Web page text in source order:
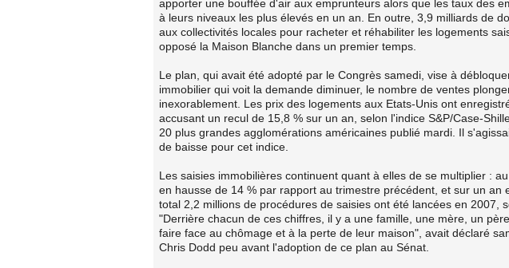
apporter une bouffée d'air aux emprunteurs alors que les taux des
à leurs niveaux les plus élevés en un an. En outre, 3,9 milliards de
aux collectivités locales pour racheter et réhabiliter les logements
opposé la Maison Blanche dans un premier temps.
Le plan, qui avait été adopté par le Congrès samedi, vise à
immobilier qui voit la demande diminuer, le nombre de ventes
inexorablement. Les prix des logements aux Etats-Unis ont
accusant un recul de 15,8 % sur un an, selon l'indice S&P/Case-
20 plus grandes agglomérations américaines publié mardi. Il
de baisse pour cet indice.
Les saisies immobilières continuent quant à elles de se multiplier :
en hausse de 14 % par rapport au trimestre précédent, et sur un an
total 2,2 millions de procédures de saisies ont été lancées en 2007,
"Derrière chacun de ces chiffres, il y a une famille, une mère, un
faire face au chômage et à la perte de leur maison", avait déclaré
Chris Dodd peu avant l'adoption de ce plan au Sénat.